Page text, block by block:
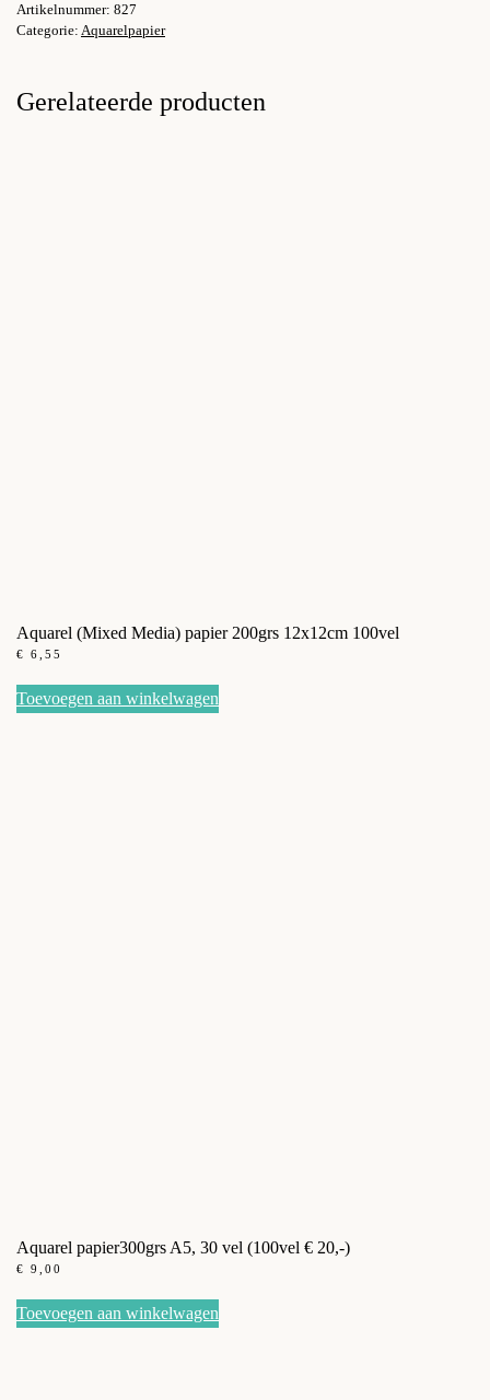
200grs
A3
aantal
Artikelnummer: 827
Categorie: Aquarelpapier
Gerelateerde producten
Aquarel (Mixed Media) papier 200grs 12x12cm 100vel
€ 6,55
Toevoegen aan winkelwagen
Aquarel papier300grs A5, 30 vel (100vel € 20,-)
€ 9,00
Toevoegen aan winkelwagen